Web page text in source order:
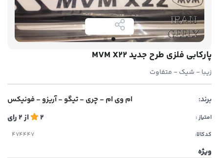
پارکابی فلزی طرح جدید MVM X22
زیبا - شیک - متفاوت
برند: ام وی ام - چری - تیگو - آریزو - فونیکس
امتیاز : 2 از2رای
کدکالا:
ویژه